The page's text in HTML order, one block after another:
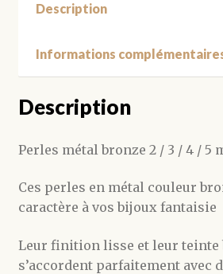
Description
Informations
Description
Perles métal bronze 2 / 3 / 4 / 5
Ces perles en métal couleur
caractère à vos bijoux fantaisie
Leur finition lisse et leur teinte
s’accordent parfaitement avec